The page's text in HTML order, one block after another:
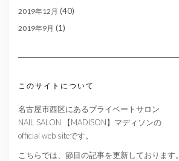
2019年12月 (40)
2019年9月 (1)
このサイトについて
名古屋市西区にあるプライベートサロン
NAIL SALON 【MADISON】マディソンの
official web siteです。
こちらでは、節目の記事を更新しております。